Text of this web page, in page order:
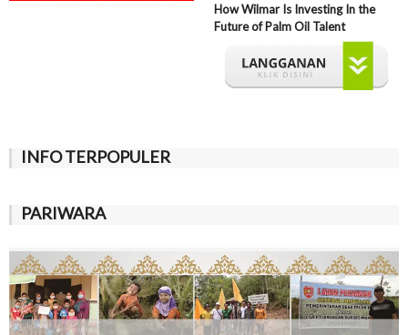
How Wilmar Is Investing In the
Future of Palm Oil Talent
INFO TERPOPULER
PARIWARA